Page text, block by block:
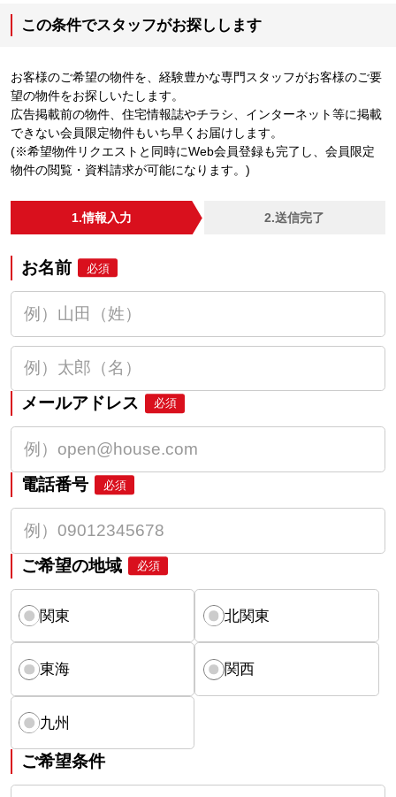
この条件でスタッフがお探しします
お客様のご希望の物件を、経験豊かな専門スタッフがお客様のご要
望の物件をお探しいたします。
広告掲載前の物件、住宅情報誌やチラシ、インターネット等に掲載
できない会員限定物件もいち早くお届けします。
(※希望物件リクエストと同時にWeb会員登録も完了し、会員限定
物件の閲覧・資料請求が可能になります。)
1.情報入力 2.送信完了
お名前 必須
メールアドレス 必須
電話番号 必須
ご希望の地域 必須
関東 北関東
東海 関西
九州
ご希望条件